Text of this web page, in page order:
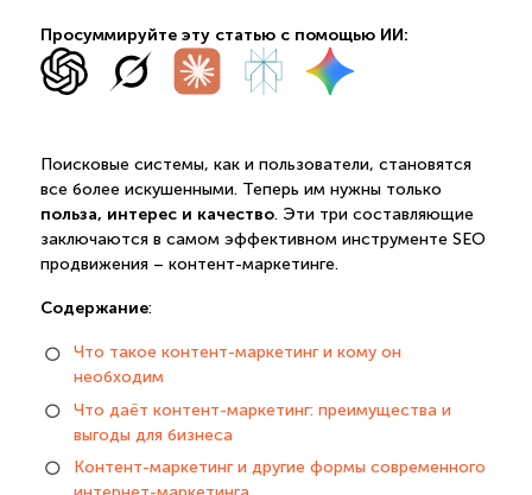
Просуммируйте эту статью с помощью ИИ:
Поисковые системы, как и пользователи, становятся
все более искушенными. Теперь им нужны только
польза, интерес и качество. Эти три составляющие
заключаются в самом эффективном инструменте SEO
продвижения – контент-маркетинге.
Содержание:
Что такое контент-маркетинг и кому он
необходим
Что даёт контент-маркетинг: преимущества и
выгоды для бизнеса
Контент-маркетинг и другие формы современного